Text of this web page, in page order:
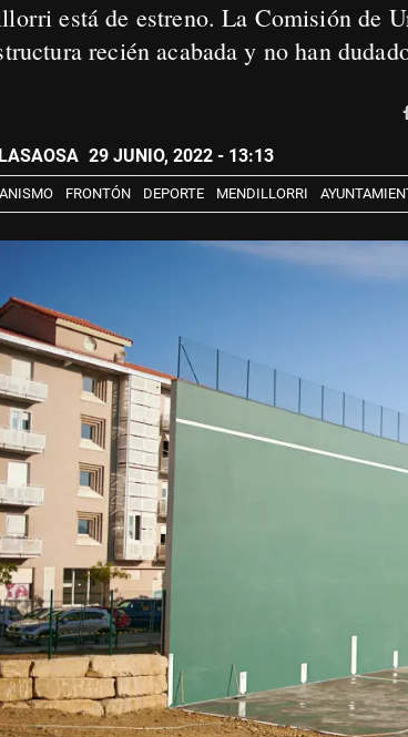
está de estreno. La Comisión de
recién acabada y no han
29 JUNIO, 2022 - 13:13
FRONTÓN DEPORTE MENDILLORRI